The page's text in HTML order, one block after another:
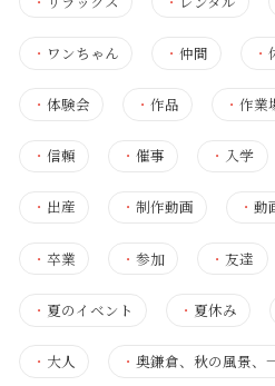
・ ワンちゃん ・仲間 ・
・ 体験会 ・作品 ・作業
・ 信頼 ・催事 ・ 入学
・ 出産 ・制作動画 ・動
・ 卒業 ・参加 ・友達
・ 夏のイベント ・ 夏休み
・ 大人 ・奥鎌倉、秋の風景、